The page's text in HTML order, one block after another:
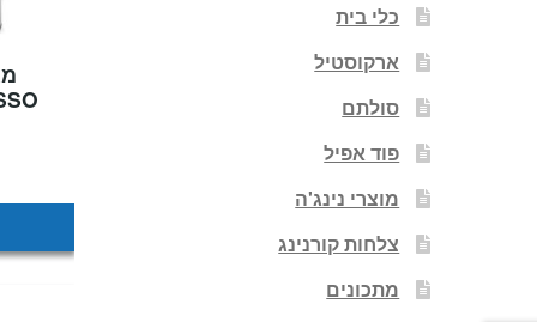
כלי בית
ארקוסטיל
סולתם
פוד אפיל
מוצרי נינג'ה
צלחות קורנינג
מתכונים